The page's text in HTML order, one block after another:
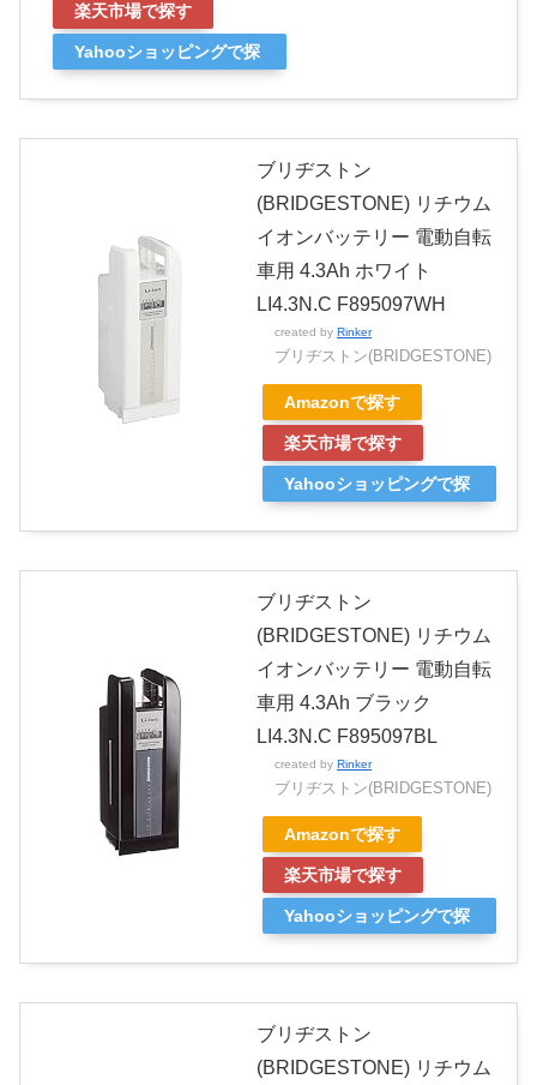
楽天市場で探す
Yahooショッピングで探
ブリヂストン
(BRIDGESTONE) リチウム
イオンバッテリー 電動自転
車用 4.3Ah ホワイト
LI4.3N.C F895097WH
created by Rinker
ブリヂストン(BRIDGESTONE)
Amazonで探す
楽天市場で探す
Yahooショッピングで探
ブリヂストン
(BRIDGESTONE) リチウム
イオンバッテリー 電動自転
車用 4.3Ah ブラック
LI4.3N.C F895097BL
created by Rinker
ブリヂストン(BRIDGESTONE)
Amazonで探す
楽天市場で探す
Yahooショッピングで探
ブリヂストン
(BRIDGESTONE) リチウム